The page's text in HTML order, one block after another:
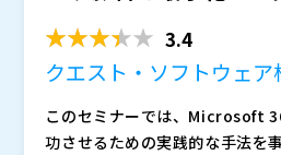
3.4
クエスト・ソフトウェ
このセミナーでは、Microsoft
功させるための実践的な手法を